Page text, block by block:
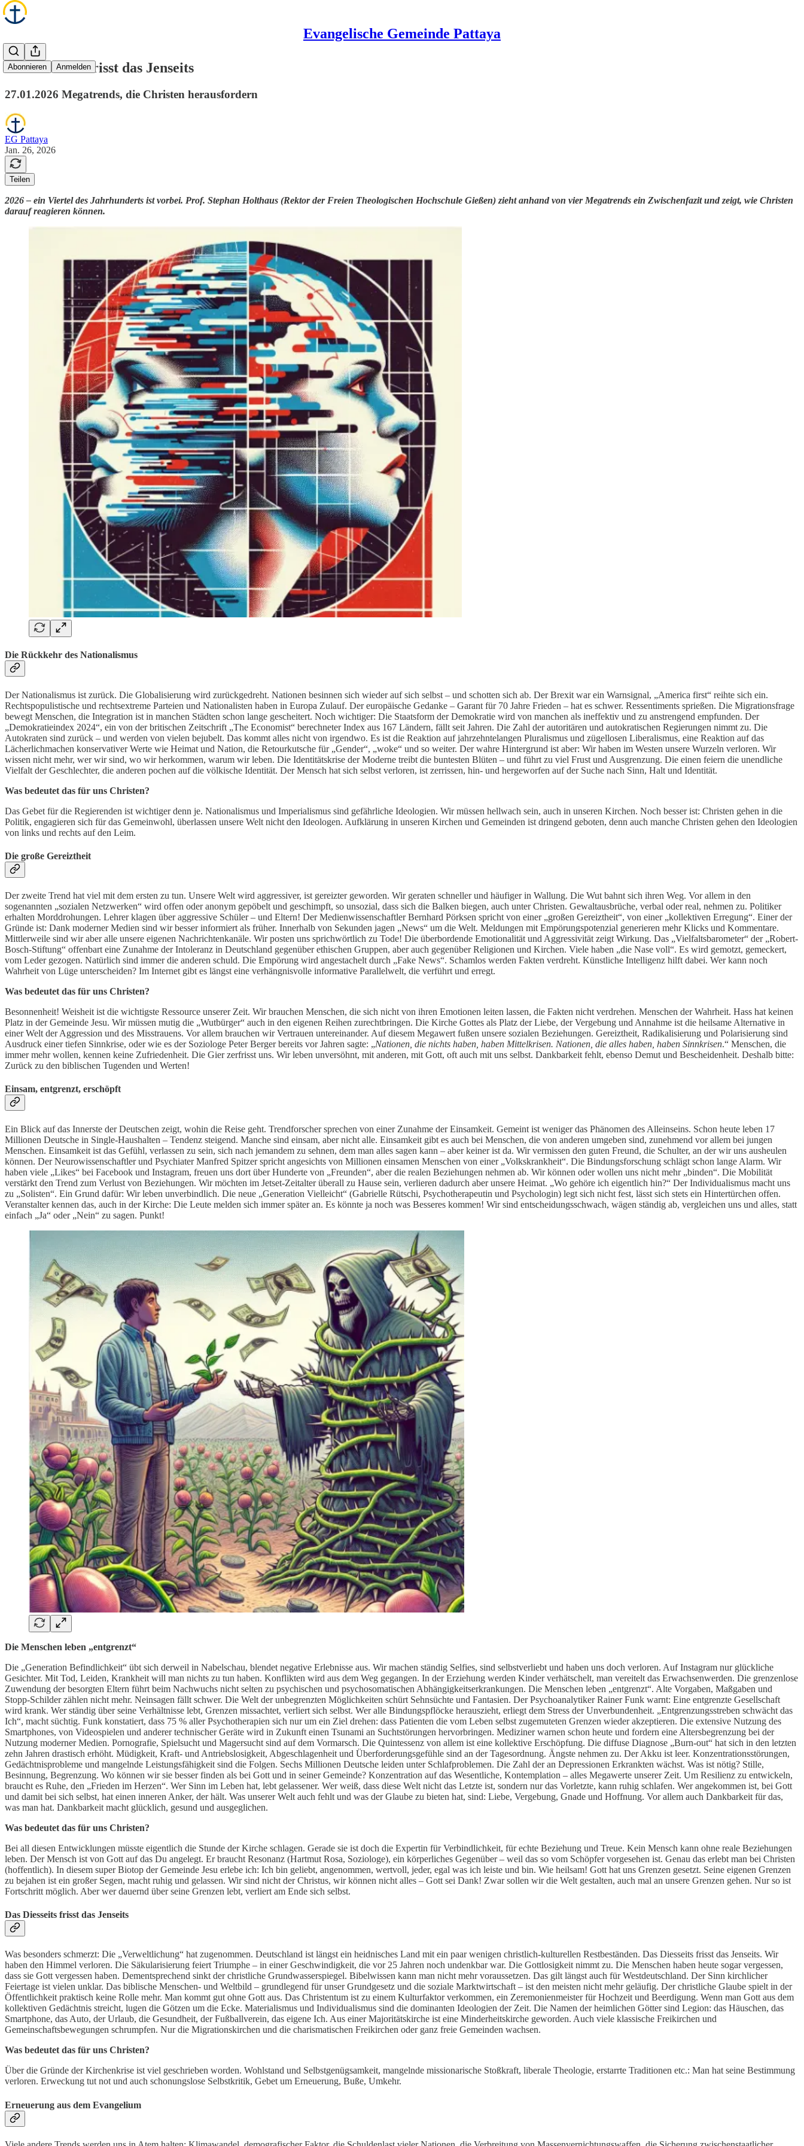
Evangelische Gemeinde Pattaya
Abonnieren Anmelden
Das Diesseits frisst das Jenseits
27.01.2026 Megatrends, die Christen herausfordern
EG Pattaya
Jan. 26, 2026
Teilen
2026 – ein Viertel des Jahrhunderts ist vorbei. Prof. Stephan Holthaus (Rektor der Freien Theologischen Hochschule Gießen) zieht anhand von vier Megatrends ein Zwischenfazit und zeigt, wie Christen
darauf reagieren können.
Die Rückkehr des Nationalismus
Der Nationalismus ist zurück. Die Globalisierung wird zurückgedreht. Nationen besinnen sich wieder auf sich selbst – und schotten sich ab. Der Brexit war ein Warnsignal, „America first“ reihte sich ein.
Rechtspopulistische und rechtsextreme Parteien und Nationalisten haben in Europa Zulauf. Der europäische Gedanke – Garant für 70 Jahre Frieden – hat es schwer. Ressentiments sprießen. Die Migrationsfrage
bewegt Menschen, die Integration ist in manchen Städten schon lange gescheitert. Noch wichtiger: Die Staatsform der Demokratie wird von manchen als ineffektiv und zu anstrengend empfunden. Der
„Demokratieindex 2024“, ein von der britischen Zeitschrift „The Economist“ berechneter Index aus 167 Ländern, fällt seit Jahren. Die Zahl der autoritären und autokratischen Regierungen nimmt zu. Die
Autokraten sind zurück – und werden von vielen bejubelt. Das kommt alles nicht von irgendwo. Es ist die Reaktion auf jahrzehntelangen Pluralismus und zügellosen Liberalismus, eine Reaktion auf das
Lächerlichmachen konservativer Werte wie Heimat und Nation, die Retourkutsche für „Gender“, „woke“ und so weiter. Der wahre Hintergrund ist aber: Wir haben im Westen unsere Wurzeln verloren. Wir
wissen nicht mehr, wer wir sind, wo wir herkommen, warum wir leben. Die Identitätskrise der Moderne treibt die buntesten Blüten – und führt zu viel Frust und Ausgrenzung. Die einen feiern die unendliche
Vielfalt der Geschlechter, die anderen pochen auf die völkische Identität. Der Mensch hat sich selbst verloren, ist zerrissen, hin- und hergeworfen auf der Suche nach Sinn, Halt und Identität.
Was bedeutet das für uns Christen?
Das Gebet für die Regierenden ist wichtiger denn je. Nationalismus und Imperialismus sind gefährliche Ideologien. Wir müssen hellwach sein, auch in unseren Kirchen. Noch besser ist: Christen gehen in die
Politik, engagieren sich für das Gemeinwohl, überlassen unsere Welt nicht den Ideologen. Aufklärung in unseren Kirchen und Gemeinden ist dringend geboten, denn auch manche Christen gehen den Ideologien
von links und rechts auf den Leim.
Die große Gereiztheit
Der zweite Trend hat viel mit dem ersten zu tun. Unsere Welt wird aggressiver, ist gereizter geworden. Wir geraten schneller und häufiger in Wallung. Die Wut bahnt sich ihren Weg. Vor allem in den
sogenannten „sozialen Netzwerken“ wird offen oder anonym gepöbelt und geschimpft, so unsozial, dass sich die Balken biegen, auch unter Christen. Gewaltausbrüche, verbal oder real, nehmen zu. Politiker
erhalten Morddrohungen. Lehrer klagen über aggressive Schüler – und Eltern! Der Medienwissenschaftler Bernhard Pörksen spricht von einer „großen Gereiztheit“, von einer „kollektiven Erregung“. Einer der
Gründe ist: Dank moderner Medien sind wir besser informiert als früher. Innerhalb von Sekunden jagen „News“ um die Welt. Meldungen mit Empörungspotenzial generieren mehr Klicks und Kommentare.
Mittlerweile sind wir aber alle unsere eigenen Nachrichtenkanäle. Wir posten uns sprichwörtlich zu Tode! Die überbordende Emotionalität und Aggressivität zeigt Wirkung. Das „Vielfaltsbarometer“ der „Robert-
Bosch-Stiftung“ offenbart eine Zunahme der Intoleranz in Deutschland gegenüber ethischen Gruppen, aber auch gegenüber Religionen und Kirchen. Viele haben „die Nase voll“. Es wird gemotzt, gemeckert,
vom Leder gezogen. Natürlich sind immer die anderen schuld. Die Empörung wird angestachelt durch „Fake News“. Schamlos werden Fakten verdreht. Künstliche Intelligenz hilft dabei. Wer kann noch
Wahrheit von Lüge unterscheiden? Im Internet gibt es längst eine verhängnisvolle informative Parallelwelt, die verführt und erregt.
Was bedeutet das für uns Christen?
Besonnenheit! Weisheit ist die wichtigste Ressource unserer Zeit. Wir brauchen Menschen, die sich nicht von ihren Emotionen leiten lassen, die Fakten nicht verdrehen. Menschen der Wahrheit. Hass hat keinen
Platz in der Gemeinde Jesu. Wir müssen mutig die „Wutbürger“ auch in den eigenen Reihen zurechtbringen. Die Kirche Gottes als Platz der Liebe, der Vergebung und Annahme ist die heilsame Alternative in
einer Welt der Aggression und des Misstrauens. Vor allem brauchen wir Vertrauen untereinander. Auf diesem Megawert fußen unsere sozialen Beziehungen. Gereiztheit, Radikalisierung und Polarisierung sind
Ausdruck einer tiefen Sinnkrise, oder wie es der Soziologe Peter Berger bereits vor Jahren sagte: „Nationen, die nichts haben, haben Mittelkrisen. Nationen, die alles haben, haben Sinnkrisen.“ Menschen, die
immer mehr wollen, kennen keine Zufriedenheit. Die Gier zerfrisst uns. Wir leben unversöhnt, mit anderen, mit Gott, oft auch mit uns selbst. Dankbarkeit fehlt, ebenso Demut und Bescheidenheit. Deshalb bitte:
Zurück zu den biblischen Tugenden und Werten!
Einsam, entgrenzt, erschöpft
Ein Blick auf das Innerste der Deutschen zeigt, wohin die Reise geht. Trendforscher sprechen von einer Zunahme der Einsamkeit. Gemeint ist weniger das Phänomen des Alleinseins. Schon heute leben 17
Millionen Deutsche in Single-Haushalten – Tendenz steigend. Manche sind einsam, aber nicht alle. Einsamkeit gibt es auch bei Menschen, die von anderen umgeben sind, zunehmend vor allem bei jungen
Menschen. Einsamkeit ist das Gefühl, verlassen zu sein, sich nach jemandem zu sehnen, dem man alles sagen kann – aber keiner ist da. Wir vermissen den guten Freund, die Schulter, an der wir uns ausheulen
können. Der Neurowissenschaftler und Psychiater Manfred Spitzer spricht angesichts von Millionen einsamen Menschen von einer „Volkskrankheit“. Die Bindungsforschung schlägt schon lange Alarm. Wir
haben viele „Likes“ bei Facebook und Instagram, freuen uns dort über Hunderte von „Freunden“, aber die realen Beziehungen nehmen ab. Wir können oder wollen uns nicht mehr „binden“. Die Mobilität
verstärkt den Trend zum Verlust von Beziehungen. Wir möchten im Jetset-Zeitalter überall zu Hause sein, verlieren dadurch aber unsere Heimat. „Wo gehöre ich eigentlich hin?“ Der Individualismus macht uns
zu „Solisten“. Ein Grund dafür: Wir leben unverbindlich. Die neue „Generation Vielleicht“ (Gabrielle Rütschi, Psychotherapeutin und Psychologin) legt sich nicht fest, lässt sich stets ein Hintertürchen offen.
Veranstalter kennen das, auch in der Kirche: Die Leute melden sich immer später an. Es könnte ja noch was Besseres kommen! Wir sind entscheidungsschwach, wägen ständig ab, vergleichen uns und alles, statt
einfach „Ja“ oder „Nein“ zu sagen. Punkt!
Die Menschen leben „entgrenzt“
Die „Generation Befindlichkeit“ übt sich derweil in Nabelschau, blendet negative Erlebnisse aus. Wir machen ständig Selfies, sind selbstverliebt und haben uns doch verloren. Auf Instagram nur glückliche
Gesichter. Mit Tod, Leiden, Krankheit will man nichts zu tun haben. Konflikten wird aus dem Weg gegangen. In der Erziehung werden Kinder verhätschelt, man vereitelt das Erwachsenwerden. Die grenzenlose
Zuwendung der besorgten Eltern führt beim Nachwuchs nicht selten zu psychischen und psychosomatischen Abhängigkeitserkrankungen. Die Menschen leben „entgrenzt“. Alte Vorgaben, Maßgaben und
Stopp-Schilder zählen nicht mehr. Neinsagen fällt schwer. Die Welt der unbegrenzten Möglichkeiten schürt Sehnsüchte und Fantasien. Der Psychoanalytiker Rainer Funk warnt: Eine entgrenzte Gesellschaft
wird krank. Wer ständig über seine Verhältnisse lebt, Grenzen missachtet, verliert sich selbst. Wer alle Bindungspflöcke herauszieht, erliegt dem Stress der Unverbundenheit. „Entgrenzungsstreben schwächt das
Ich“, macht süchtig. Funk konstatiert, dass 75 % aller Psychotherapien sich nur um ein Ziel drehen: dass Patienten die vom Leben selbst zugemuteten Grenzen wieder akzeptieren. Die extensive Nutzung des
Smartphones, von Videospielen und anderer technischer Geräte wird in Zukunft einen Tsunami an Suchtstörungen hervorbringen. Mediziner warnen schon heute und fordern eine Altersbegrenzung bei der
Nutzung moderner Medien. Pornografie, Spielsucht und Magersucht sind auf dem Vormarsch. Die Quintessenz von allem ist eine kollektive Erschöpfung. Die diffuse Diagnose „Burn-out“ hat sich in den letzten
zehn Jahren drastisch erhöht. Müdigkeit, Kraft- und Antriebslosigkeit, Abgeschlagenheit und Überforderungsgefühle sind an der Tagesordnung. Ängste nehmen zu. Der Akku ist leer. Konzentrationsstörungen,
Gedächtnisprobleme und mangelnde Leistungsfähigkeit sind die Folgen. Sechs Millionen Deutsche leiden unter Schlafproblemen. Die Zahl der an Depressionen Erkrankten wächst. Was ist nötig? Stille,
Besinnung, Begrenzung. Wo können wir sie besser finden als bei Gott und in seiner Gemeinde? Konzentration auf das Wesentliche, Kontemplation – alles Megawerte unserer Zeit. Um Resilienz zu entwickeln,
braucht es Ruhe, den „Frieden im Herzen“. Wer Sinn im Leben hat, lebt gelassener. Wer weiß, dass diese Welt nicht das Letzte ist, sondern nur das Vorletzte, kann ruhig schlafen. Wer angekommen ist, bei Gott
und damit bei sich selbst, hat einen inneren Anker, der hält. Was unserer Welt auch fehlt und was der Glaube zu bieten hat, sind: Liebe, Vergebung, Gnade und Hoffnung. Vor allem auch Dankbarkeit für das,
was man hat. Dankbarkeit macht glücklich, gesund und ausgeglichen.
Was bedeutet das für uns Christen?
Bei all diesen Entwicklungen müsste eigentlich die Stunde der Kirche schlagen. Gerade sie ist doch die Expertin für Verbindlichkeit, für echte Beziehung und Treue. Kein Mensch kann ohne reale Beziehungen
leben. Der Mensch ist von Gott auf das Du angelegt. Er braucht Resonanz (Hartmut Rosa, Soziologe), ein körperliches Gegenüber – weil das so vom Schöpfer vorgesehen ist. Genau das erlebt man bei Christen
(hoffentlich). In diesem super Biotop der Gemeinde Jesu erlebe ich: Ich bin geliebt, angenommen, wertvoll, jeder, egal was ich leiste und bin. Wie heilsam! Gott hat uns Grenzen gesetzt. Seine eigenen Grenzen
zu bejahen ist ein großer Segen, macht ruhig und gelassen. Wir sind nicht der Christus, wir können nicht alles – Gott sei Dank! Zwar sollen wir die Welt gestalten, auch mal an unsere Grenzen gehen. Nur so ist
Fortschritt möglich. Aber wer dauernd über seine Grenzen lebt, verliert am Ende sich selbst.
Das Diesseits frisst das Jenseits
Was besonders schmerzt: Die „Verweltlichung“ hat zugenommen. Deutschland ist längst ein heidnisches Land mit ein paar wenigen christlich-kulturellen Restbeständen. Das Diesseits frisst das Jenseits. Wir
haben den Himmel verloren. Die Säkularisierung feiert Triumphe – in einer Geschwindigkeit, die vor 25 Jahren noch undenkbar war. Die Gottlosigkeit nimmt zu. Die Menschen haben heute sogar vergessen,
dass sie Gott vergessen haben. Dementsprechend sinkt der christliche Grundwasserspiegel. Bibelwissen kann man nicht mehr voraussetzen. Das gilt längst auch für Westdeutschland. Der Sinn kirchlicher
Feiertage ist vielen unklar. Das biblische Menschen- und Weltbild – grundlegend für unser Grundgesetz und die soziale Marktwirtschaft – ist den meisten nicht mehr geläufig. Der christliche Glaube spielt in der
Öffentlichkeit praktisch keine Rolle mehr. Man kommt gut ohne Gott aus. Das Christentum ist zu einem Kulturfaktor verkommen, ein Zeremonienmeister für Hochzeit und Beerdigung. Wenn man Gott aus dem
kollektiven Gedächtnis streicht, lugen die Götzen um die Ecke. Materialismus und Individualismus sind die dominanten Ideologien der Zeit. Die Namen der heimlichen Götter sind Legion: das Häuschen, das
Smartphone, das Auto, der Urlaub, die Gesundheit, der Fußballverein, das eigene Ich. Aus einer Majoritätskirche ist eine Minderheitskirche geworden. Auch viele klassische Freikirchen und
Gemeinschaftsbewegungen schrumpfen. Nur die Migrationskirchen und die charismatischen Freikirchen oder ganz freie Gemeinden wachsen.
Was bedeutet das für uns Christen?
Über die Gründe der Kirchenkrise ist viel geschrieben worden. Wohlstand und Selbstgenügsamkeit, mangelnde missionarische Stoßkraft, liberale Theologie, erstarrte Traditionen etc.: Man hat seine Bestimmung
verloren. Erweckung tut not und auch schonungslose Selbstkritik, Gebet um Erneuerung, Buße, Umkehr.
Erneuerung aus dem Evangelium